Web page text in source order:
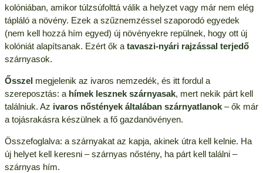
kolóniában, amikor túlzsúfolttá válik a helyzet vagy már nem elég
tápláló a növény. Ezek a szűznemzéssel szaporodó egyedek
(nem kell hozzá hím egyed) új növényekre repülnek, hogy ott új
kolóniát alapítsanak. Ezért ők a tavaszi-nyári rajzással terjedő
szárnyasok.
Ősszelmegjelenik az ivaros nemzedék, és itt fordul a
szereposztás: a hímek lesznek szárnyasak, mert nekik párt kell
találniuk. Az ivaros nőstények általában szárnyatlanok– ők már
a tojásrakásra készülnek a fő gazdanövényen.
Összefoglalva: a szárnyakat az kapja, akinek útra kell kelnie. Ha
új helyet kell keresni – szárnyas nőstény, ha párt kell találni –
szárnyas hím.